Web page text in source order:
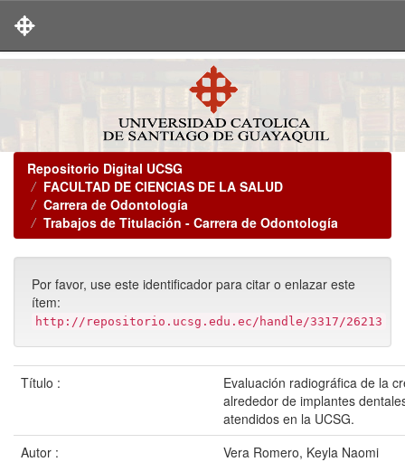
Repositorio Digital UCSG
FACULTAD DE CIENCIAS DE LA SALUD
Carrera de Odontología
Trabajos de Titulación - Carrera de Odontología
Por favor, use este identificador para citar o enlazar este
ítem:
http://repositorio.ucsg.edu.ec/handle/3317/26213
Título :
Evaluación radiográfica de la
alrededor de implantes
atendidos en la UCSG.
Autor :
Vera Romero, Keyla Naomi